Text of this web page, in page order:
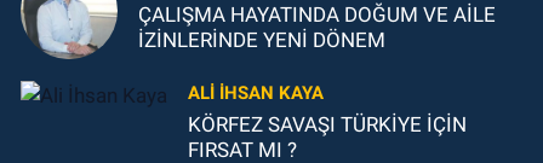
ÇALIŞMA HAYATINDA DOĞUM VE AİLE
İZİNLERİNDE YENİ DÖNEM
ALI İHSAN KAYA
KÖRFEZ SAVAŞI TÜRKİYE İÇİN
FIRSAT MI ?